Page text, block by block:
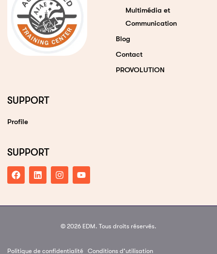
Multimédia et
Communication
Blog
Contact
PROVOLUTION
SUPPORT
Profile
SUPPORT
© 2026 EDM. Tous droits réservés.
Politique de confidentialité Conditions d’utilisation